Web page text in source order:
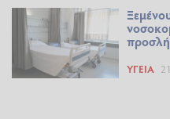
ΥΓΕΊΑ